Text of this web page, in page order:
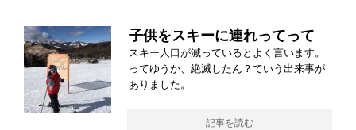
子供をスキーに連れってって
スキー人口が減っているとよく言います。
ってゆうか、絶滅したん？ていう出来事が
ありました。
記事を読む